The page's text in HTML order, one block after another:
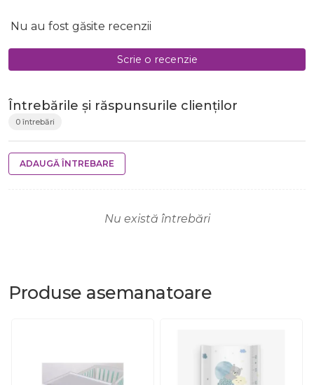
Nu au fost găsite recenzii
Scrie o recenzie
Întrebările și răspunsurile clienților
0 întrebări
ADAUGĂ ÎNTREBARE
Nu există întrebări
Produse asemanatoare